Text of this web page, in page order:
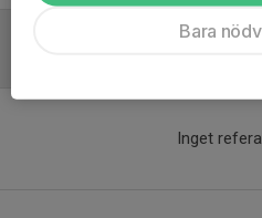
Inget
Bara